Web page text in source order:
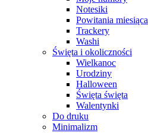
Notesiki
Powitania miesiąca
Trackery
Washi
Święta i okoliczności
Wielkanoc
Urodziny
Halloween
Święta święta
Walentynki
Do druku
Minimalizm